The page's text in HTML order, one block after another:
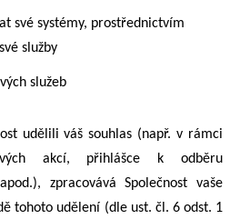
své systémy, prostřednictvím
služby
služeb
udělili váš souhlas (např. v rámci
akcí, přihlášce k odběru
zpracovává Společnost vaše
tohoto udělení (dle ust. čl. 6 odst. 1